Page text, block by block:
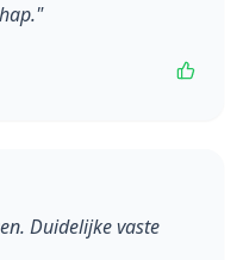
"
Duidelijke vaste